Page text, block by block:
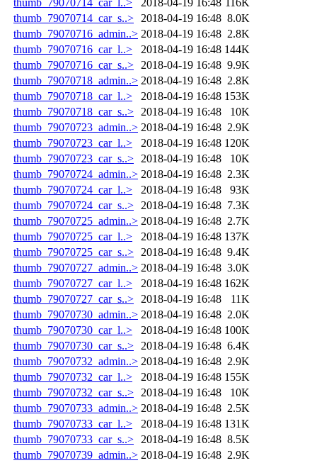
thumb_79070714_car_s..>
2018-04-19 16:48 8.0K
thumb_79070716_admin..> 2018-04-19 16:48 2.8K
thumb_79070716_car_l..>
2018-04-19 16:48 144K
thumb_79070716_car_s..>
2018-04-19 16:48 9.9K
thumb_79070718_admin..> 2018-04-19 16:48 2.8K
thumb_79070718_car_l..>
2018-04-19 16:48 153K
thumb_79070718_car_s..>
2018-04-19 16:48
10K
thumb_79070723_admin..> 2018-04-19 16:48 2.9K
thumb_79070723_car_l..>
2018-04-19 16:48 120K
thumb_79070723_car_s..>
2018-04-19 16:48
10K
thumb_79070724_admin..> 2018-04-19 16:48 2.3K
thumb_79070724_car_l..>
2018-04-19 16:48
93K
thumb_79070724_car_s..>
2018-04-19 16:48 7.3K
thumb_79070725_admin..> 2018-04-19 16:48 2.7K
thumb_79070725_car_l..>
2018-04-19 16:48 137K
thumb_79070725_car_s..>
2018-04-19 16:48 9.4K
thumb_79070727_admin..> 2018-04-19 16:48 3.0K
thumb_79070727_car_l..>
2018-04-19 16:48 162K
thumb_79070727_car_s..>
2018-04-19 16:48
11K
thumb_79070730_admin..> 2018-04-19 16:48 2.0K
thumb_79070730_car_l..>
2018-04-19 16:48 100K
thumb_79070730_car_s..>
2018-04-19 16:48 6.4K
thumb_79070732_admin..> 2018-04-19 16:48 2.9K
thumb_79070732_car_l..>
2018-04-19 16:48 155K
thumb_79070732_car_s..>
2018-04-19 16:48
10K
thumb_79070733_admin..> 2018-04-19 16:48 2.5K
thumb_79070733_car_l..>
2018-04-19 16:48 131K
thumb_79070733_car_s..>
2018-04-19 16:48 8.5K
thumb_79070739_admin..> 2018-04-19 16:48 2.9K